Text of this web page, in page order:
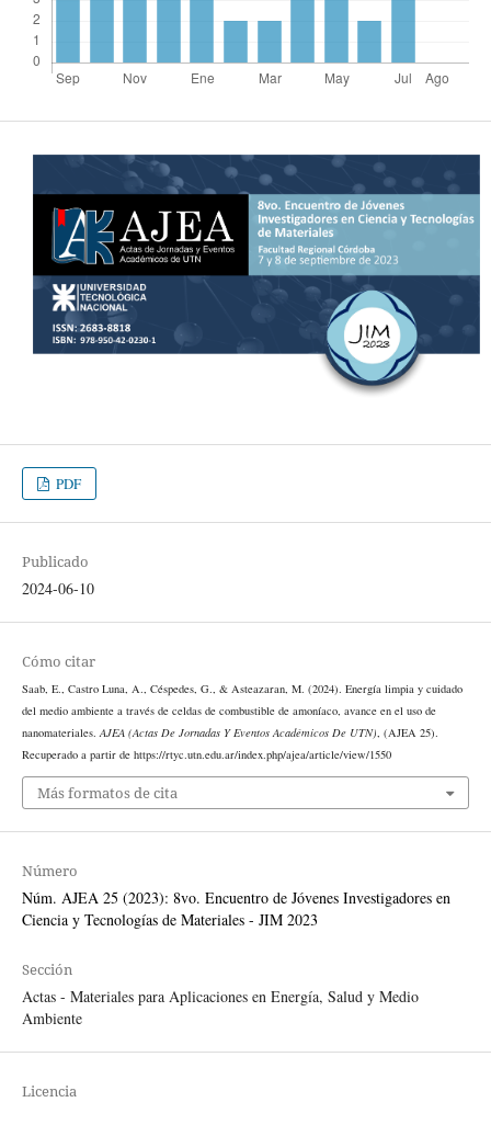
PDF
Publicado
2024-06-10
Cómo citar
Saab, E., Castro Luna, A., Céspedes, G., & Asteazaran, M. (2024). Energía limpia y cuidado
del medio ambiente a través de celdas de combustible de amoníaco, avance en el uso de
nanomateriales.AJEA (Actas De Jornadas Y Eventos Académicos De UTN), (AJEA 25).
Recuperado a partir de https://rtyc.utn.edu.ar/index.php/ajea/article/view/1550
Más formatos de cita
Número
Núm. AJEA 25 (2023): 8vo. Encuentro de Jóvenes Investigadores en
Ciencia y Tecnologías de Materiales - JIM 2023
Sección
Actas - Materiales para Aplicaciones en Energía, Salud y Medio
Ambiente
Licencia